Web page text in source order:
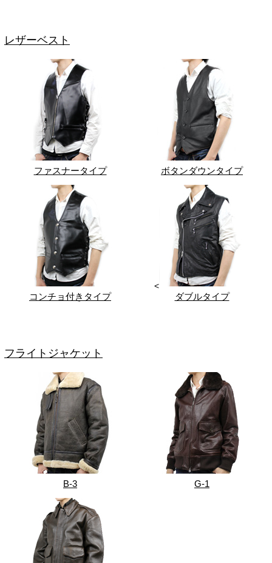
レザーベスト
ファスナータイプ ボタンダウンタイプ
コンチョ付きタイプ
<
ダブルタイプ
フライトジャケット
B-3 G-1